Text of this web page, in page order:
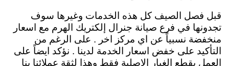
قبل فصل الصيف كل هذه الخدمات وغيرها سوف
تجدونها في فرع صيانة جنرال إلكتريك الهرم مع اسعار
منخفضة نسبياً عن اي مركز اخر . على الرغم من
التأكيد على خفض اسعار الخدمة لدينا . نؤكد ايضاً على
العمل بقطع الغيار الاصلية فقط وهذا لثقة عملائنا بنا